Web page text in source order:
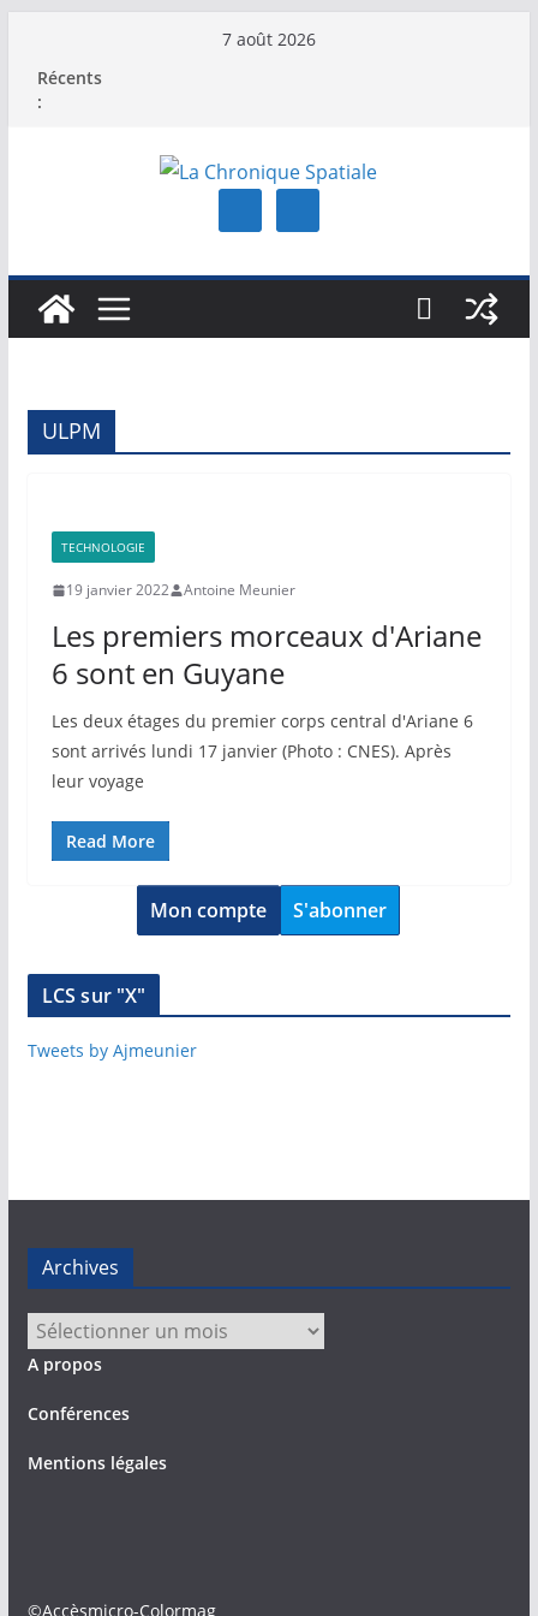
contenu
7 août 2026
Récents
:
ULPM
TECHNOLOGIE
19 janvier 2022 Antoine Meunier
Les premiers morceaux d'Ariane
6 sont en Guyane
Les deux étages du premier corps central d'Ariane 6
sont arrivés lundi 17 janvier (Photo : CNES). Après
leur voyage
Read More
Mon compte S'abonner
LCS sur "X"
Tweets by Ajmeunier
Archives
Archives
A propos
Conférences
Mentions légales
©Accèsmicro-Colormag